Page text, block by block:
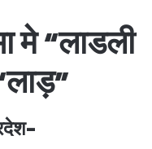
मे “लाडली